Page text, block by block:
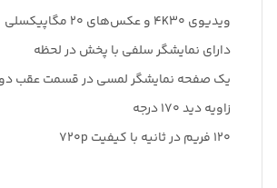
ویدیوی 4K30 و عکس‌های 20 مگاپیکسلی
دارای نمایشگر سلفی با پخش در لحظه
یک صفحه نمایشگر لمسی در قسمت عقب
زاویه دید 170 درجه
120 فریم در ثانیه با کیفیت 720p